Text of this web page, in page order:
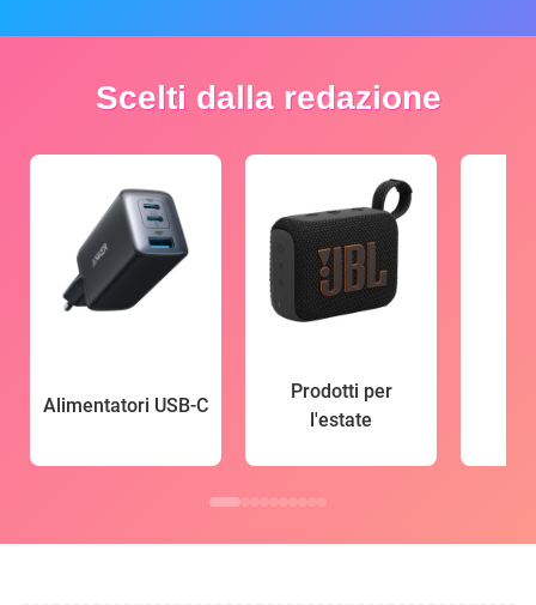
Scelti dalla redazione
Alimentatori USB-C
Prodotti per
l'estate